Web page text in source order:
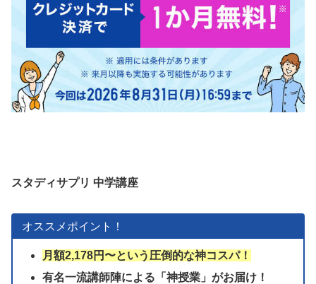
スタディサプリ 中学講座
オススメポイント！
月額2,178円〜という圧倒的な神コスパ！
有名一流講師陣による「神授業」がお届け！